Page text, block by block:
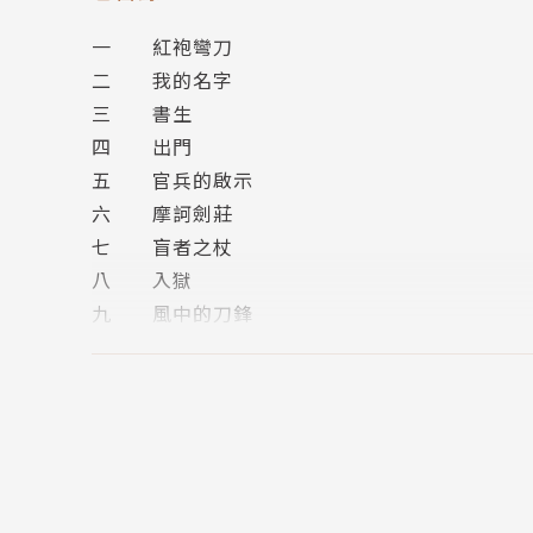
十九歲的平川，從一個在客棧裡跑堂的少年，抱
畢生難求的奇遇。
他在走投無路要自殺的時候，遇上了讓他生命得
他在殺了第一個人之後，遇上了愛他如痴的小青。
小說的第一個脈絡，是在講平川的少年成長，逐
小說的第二個脈絡，則是在講摩訶劍莊大護法勿
阿鼻劍封印，大開殺戒，震動四方。
一 紅袍彎刀
二 我的名字
三 書生
四 出門
五 官兵的啟示
六 摩訶劍莊
七 盲者之杖
八 入獄
九 風中的刀鋒